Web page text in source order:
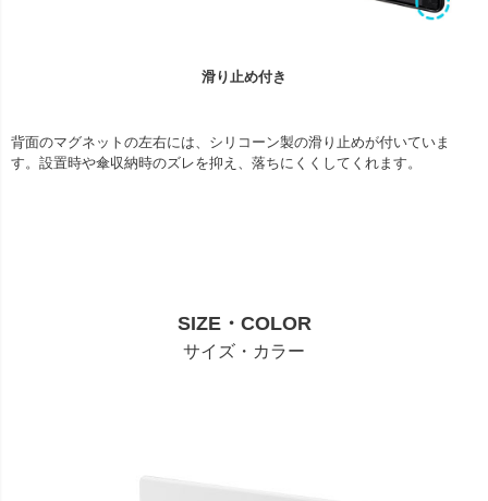
滑り止め付き
背面のマグネットの左右には、シリコーン製の滑り止めが付いていま
す。設置時や傘収納時のズレを抑え、落ちにくくしてくれます。
SIZE・COLOR
サイズ・カラー